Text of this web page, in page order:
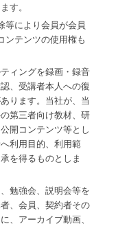
す。
等により会員が会員
ンテンツの使用権も
ィングを録画・録音
、受講者本人への復
ります。当社が、当
第三者向け教材、研
開コンテンツ等とし
利用目的、利用範
を得るものとしま
勉強会、説明会等を
、会員、契約者その
、アーカイブ動画、